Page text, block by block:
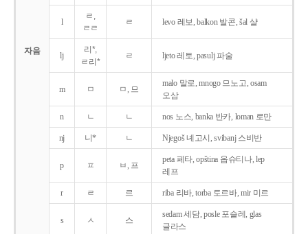
자음
l
ㄹ,
ㄹㄹ
ㄹ levo 레보, balkon 발콘, šal 샬
lj
리*,
ㄹ리*
ㄹ ljeto 레토, pasulj 파술
m ㅁ ㅁ, 므
malo 말로, mnogo 므노고, osam
오삼
n ㄴ ㄴ nos 노스, banka 반카, loman 로만
nj 니* ㄴ Njegoš 녜고시, svibanj 스비반
p ㅍ ㅂ, 프
peta 페타, opština 옵슈티나, lep
레프
r ㄹ 르 riba 리바, torba 토르바, mir 미르
s ㅅ 스
sedam 세담, posle 포슬레, glas
글라스